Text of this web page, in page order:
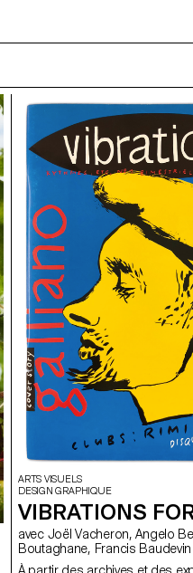
ARTS VISUELS
DESIGN GRAPHIQUE
VIBRATIONS
avec Joël Vacheron, Angelo Benedetto, Olympe
Boutaghane, Francis Baudevin